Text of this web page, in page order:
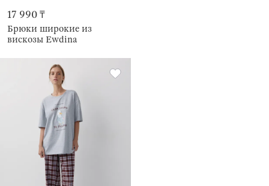
17 990 ₸
Брюки широкие из
вискозы Ewdina